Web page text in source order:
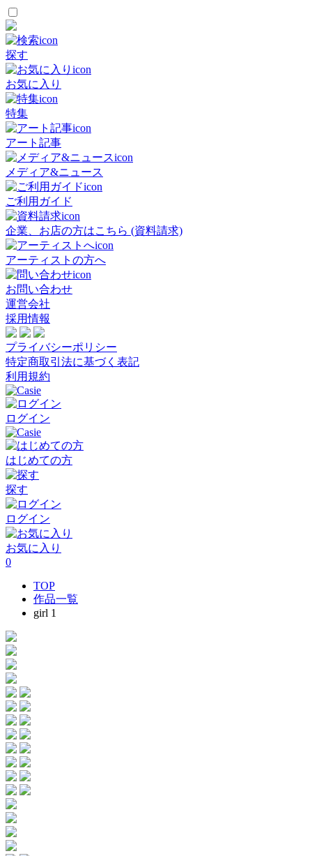
探す
お気に入り
特集
アート記事
メディア&ニュース
ご利用ガイド
企業、お店の方はこちら (資料請求)
アーティストの方へ
お問い合わせ
運営会社
採用情報
プライバシーポリシー
特定商取引法に基づく表記
利用規約
ログイン
はじめての方
探す
ログイン
お気に入り
0
TOP
作品一覧
girl 1